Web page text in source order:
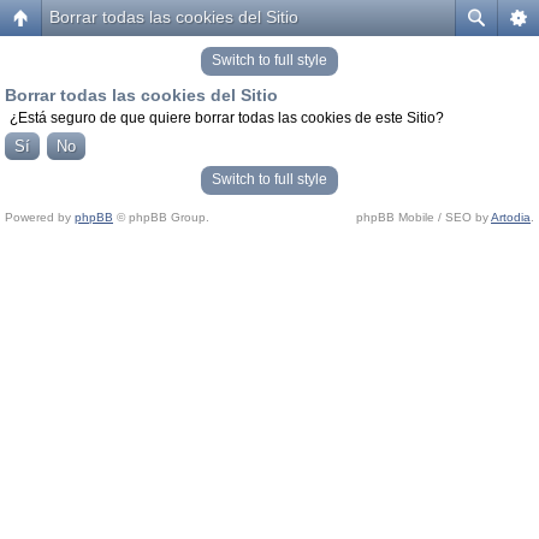
Borrar todas las cookies del Sitio
Switch to full style
Borrar todas las cookies del Sitio
¿Está seguro de que quiere borrar todas las cookies de este Sitio?
Switch to full style
Powered by phpBB © phpBB Group. phpBB Mobile / SEO byArtodia